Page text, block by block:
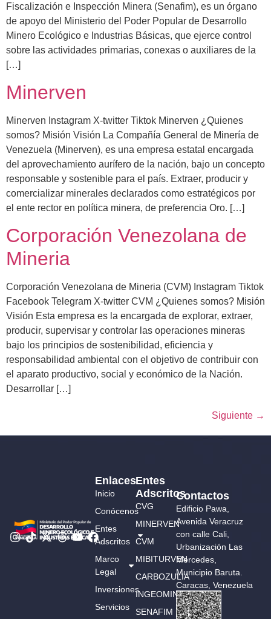
Fiscalización e Inspección Minera (Senafim), es un órgano
de apoyo del Ministerio del Poder Popular de Desarrollo
Minero Ecológico e Industrias Básicas, que ejerce control
sobre las actividades primarias, conexas o auxiliares de la
[…]
Minerven
Minerven Instagram X-twitter Tiktok Minerven ¿Quienes
somos? Misión Visión La Compañía General de Minería de
Venezuela (Minerven), es una empresa estatal encargada
del aprovechamiento aurífero de la nación, bajo un concepto
responsable y sostenible para el país. Extraer, producir y
comercializar minerales declarados como estratégicos por
el ente rector en política minera, de preferencia Oro. […]
Corporación Venezolana de
Mineria
Corporación Venezolana de Mineria (CVM) Instagram Tiktok
Facebook Telegram X-twitter CVM ¿Quienes somos? Misión
Visión Esta empresa es la encargada de explorar, extraer,
producir, supervisar y controlar las operaciones mineras
bajo los principios de sostenibilidad, eficiencia y
responsabilidad ambiental con el objetivo de contribuir con
el aparato productivo, social y económico de la Nación.
Desarrollar […]
Siguiente →
Entes
Adscritos
CVG
MINERVEN
CVM
MIBITURVEN
CARBOZULIA
INGEOMIN
SENAFIM
Enlaces
Inicio
Conócenos
Entes
Adscritos
Marco
Legal
Inversiones
Servicios
Contactos
Edificio Pawa,
Avenida Veracruz
con calle Cali,
Urbanización Las
Mercedes,
Municipio Baruta.
Caracas, Venezuela